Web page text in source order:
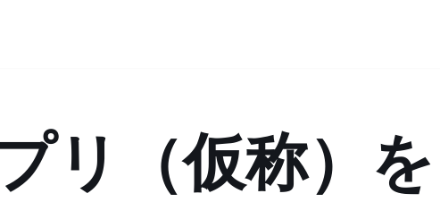
リ（仮称）を